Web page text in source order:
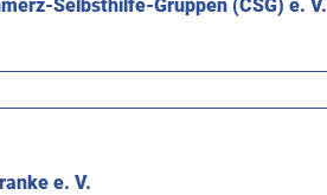
Selbsthilfe-Gruppen (CSG) e. V.
e. V.